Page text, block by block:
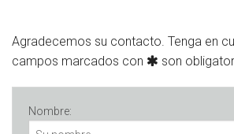
Agradecemos su contacto. Tenga en
campos marcados con
son
Nombre: